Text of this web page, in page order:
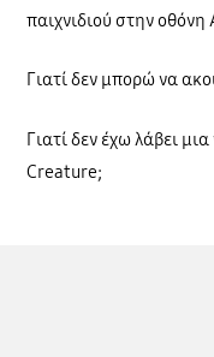
παιχνιδιού στην
Γιατί δεν μπορώ να
Γιατί δεν έχω λάβει
Creature;